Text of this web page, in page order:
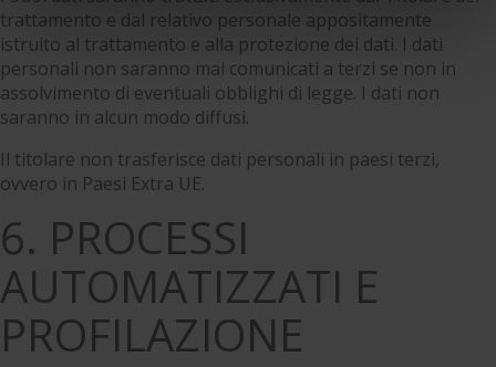
quelli tecnici che sono necessari per il funzionamento del
sito. Cliccando su “ACCETTA TUTTI” invece accetterai di
implementare tutti i cookie. Chiudendo questo banner
verranno installati i soli cookie necessari al
funzionamento del sito. Per tutte le informazioni complete
ti invitiamo a consultare le "Informazioni sui Cookie" qui
sopra.
trattamento e dal relativo personale appositamente
istruito al trattamento e alla protezione dei dati. I dati
personali non saranno mai comunicati a terzi se non in
assolvimento di eventuali obblighi di legge. I dati non
saranno in alcun modo diffusi.
Il titolare non trasferisce dati personali in paesi terzi,
ovvero in Paesi Extra UE.
6. PROCESSI
AUTOMATIZZATI E
PROFILAZIONE